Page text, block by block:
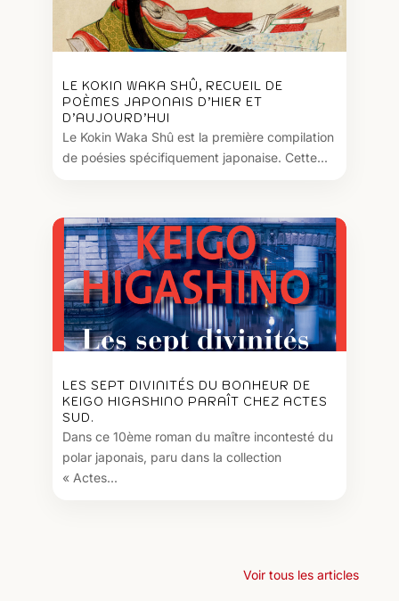
LE KOKIN WAKA SHÛ, RECUEIL DE
POÈMES JAPONAIS D’HIER ET
D’AUJOURD’HUI
Le Kokin Waka Shû est la première compilation
de poésies spécifiquement japonaise. Cette...
LES SEPT DIVINITÉS DU BONHEUR DE
KEIGO HIGASHINO PARAÎT CHEZ ACTES
SUD.
Dans ce 10ème roman du maître incontesté du
polar japonais, paru dans la collection
« Actes...
Voir tous les articles